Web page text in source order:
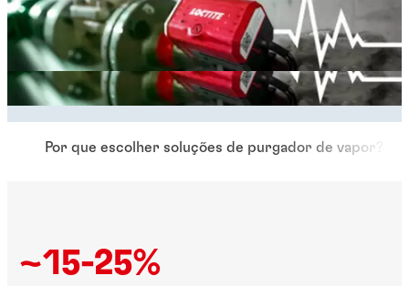
Por que escolher soluções de purgador de vapor?
~15-25%